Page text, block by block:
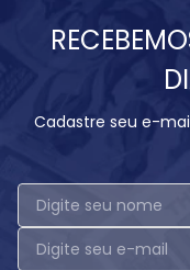
Cadastre seu e-